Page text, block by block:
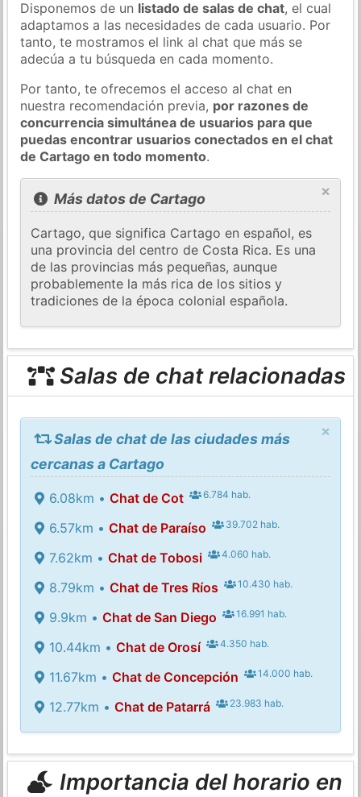
Disponemos de un listado de salas de chat, el cual
adaptamos a las necesidades de cada usuario. Por
tanto, te mostramos el link al chat que más se
adecúa a tu búsqueda en cada momento.
Por tanto, te ofrecemos el acceso al chat en
nuestra recomendación previa, por razones de
concurrencia simultánea de usuarios para que
puedas encontrar usuarios conectados en el chat
de Cartago en todo momento.
×
Más datos de Cartago
Cartago, que significa Cartago en español, es
una provincia del centro de Costa Rica. Es una
de las provincias más pequeñas, aunque
probablemente la más rica de los sitios y
tradiciones de la época colonial española.
Salas de chat relacionadas
×
Salas de chat de las ciudades más
cercanas a Cartago
6.08km • Chat de Cot 6.784 hab.
6.57km • Chat de Paraíso 39.702 hab.
7.62km • Chat de Tobosi 4.060 hab.
8.79km • Chat de Tres Ríos 10.430 hab.
9.9km • Chat de San Diego 16.991 hab.
10.44km • Chat de Orosí 4.350 hab.
11.67km • Chat de Concepción 14.000 hab.
12.77km • Chat de Patarrá 23.983 hab.
Importancia del horario en